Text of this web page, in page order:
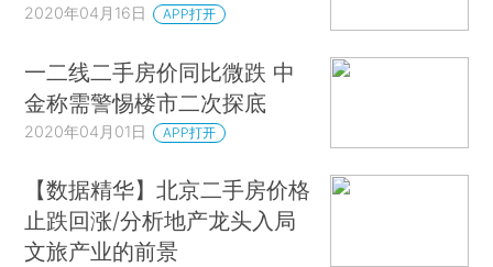
2020年04月16日 APP打开
一二线二手房价同比微跌 中
金称需警惕楼市二次探底
2020年04月01日 APP打开
【数据精华】北京二手房价格
止跌回涨/分析地产龙头入局
文旅产业的前景